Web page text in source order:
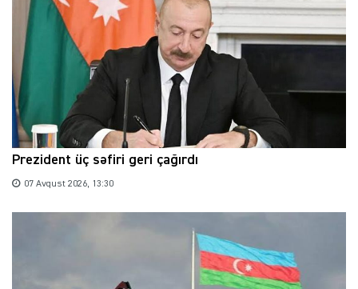
Prezident üç səfiri geri çağırdı
07 Avqust 2026, 13:30